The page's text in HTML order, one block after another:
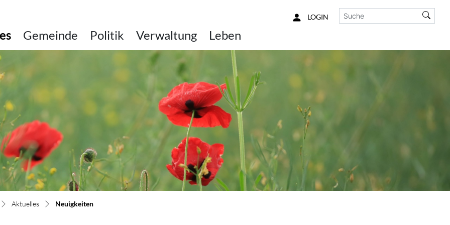
Gemeinde Politik Verwaltung Leben
LOGIN
Aktuelles Neuigkeiten(ausgewählt)